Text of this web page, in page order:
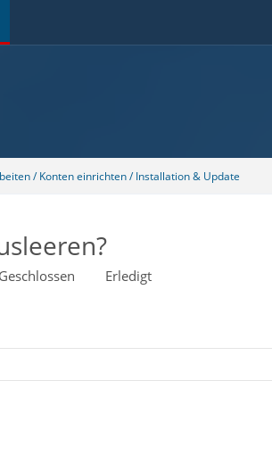
/ Konten einrichten / Installation & Update
Geschlossen Erledigt